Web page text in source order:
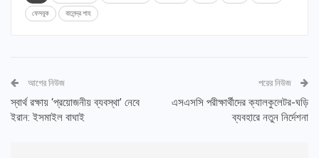
ফেসবুক বালেন্দ্র শাহ
আগের নিউজ
স্বার্থ রক্ষায় ‘প্রয়োজনীয় ব্যবস্থা’ নেবে
ইরান: ইসমাইল বাঘাই
পরের নিউজ
এসএসসি পরীক্ষার্থীদের ক্যালকুলেটর-ঘড়ি
ব্যবহারে নতুন নির্দেশনা